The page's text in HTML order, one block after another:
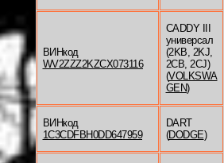
ВИНкод
WV2ZZZ2KZCX073116
CADDY III
универсал
(2KB, 2KJ,
2CB, 2CJ)
(VOLKSWA
GEN)
ВИНкод
1C3CDFBH0DD647959
DART
(DODGE)